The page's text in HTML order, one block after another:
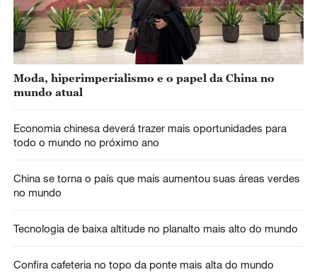
Moda, hiperimperialismo e o papel da China no
mundo atual
Economia chinesa deverá trazer mais oportunidades para
todo o mundo no próximo ano
China se torna o país que mais aumentou suas áreas verdes
no mundo
Tecnologia de baixa altitude no planalto mais alto do mundo
Confira cafeteria no topo da ponte mais alta do mundo